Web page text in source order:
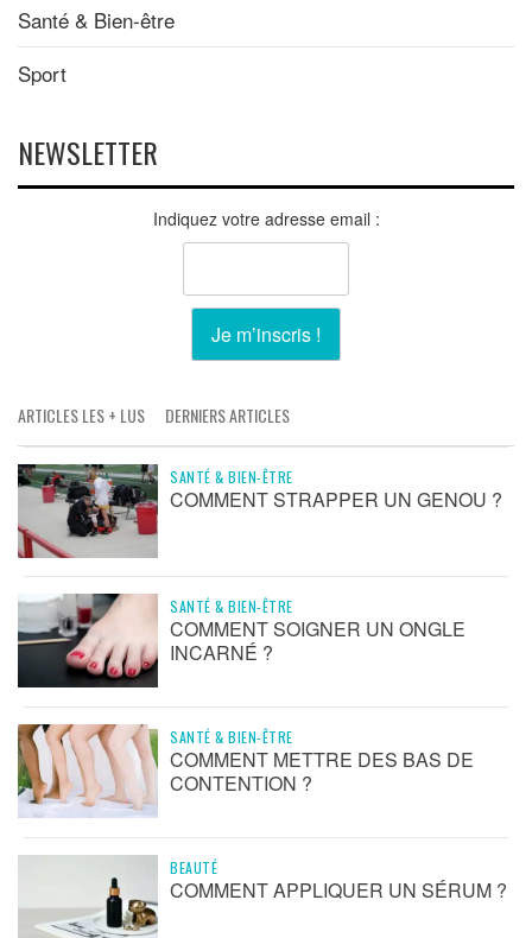
Santé & Bien-être
Sport
NEWSLETTER
Indiquez votre adresse email :
ARTICLES LES + LUS DERNIERS ARTICLES
SANTÉ & BIEN-ÊTRE
COMMENT STRAPPER UN GENOU ?
SANTÉ & BIEN-ÊTRE
COMMENT SOIGNER UN ONGLE
INCARNÉ ?
SANTÉ & BIEN-ÊTRE
COMMENT METTRE DES BAS DE
CONTENTION ?
BEAUTÉ
COMMENT APPLIQUER UN SÉRUM ?